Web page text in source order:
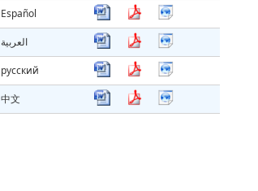
Español
العربية
русский
中文